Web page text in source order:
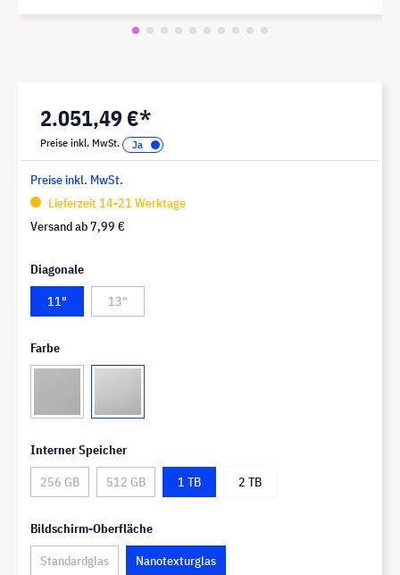
2.051,49 €*
Preise inkl. MwSt.
Preise inkl. MwSt.
Lieferzeit 14-21 Werktage
Versand ab7,99 €
Diagonale
11"
13"
Farbe
Interner Speicher
256 GB
512 GB 1 TB 2 TB
Bildschirm-Oberfläche
Standardglas
Nanotexturglas